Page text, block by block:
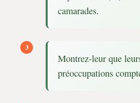
camarades.
Montrez-leur que
préoccupations